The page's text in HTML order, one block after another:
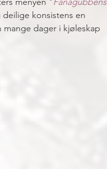
konsistens en
dager i kjøleskap